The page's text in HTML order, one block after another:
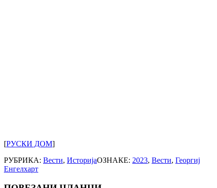
[РУСКИ ДОМ]
РУБРИКА: Вести, ИсторијаОЗНАКЕ: 2023, Вести, Георгиј
Енгелхарт